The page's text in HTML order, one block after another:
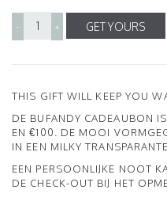
- + GET YOURS
THIS GIFT WILL KEEP YOU
DE BUFANDY CADEAUBON
EN €100. DE MOOI
IN EEN MILKY
EEN PERSOONLIJKE NOOT
DE CHECK-OUT BIJ HET